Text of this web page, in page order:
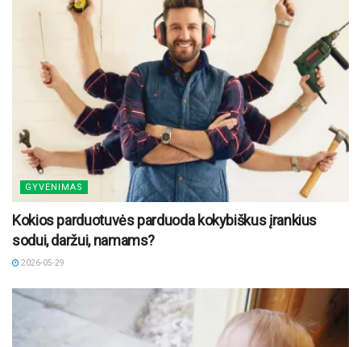
GYVENIMAS
Kokios parduotuvės parduoda kokybiškus įrankius
sodui, daržui, namams?
2026-05-29